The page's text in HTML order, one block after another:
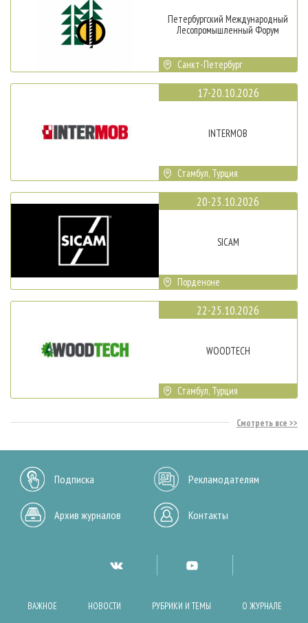
Петербургский Международный
Лесопромышленный Форум
Санкт-Петербург
17-20.10.2026
INTERMOB
Стамбул, Турция
20-23.10.2026
SICAM
Порденоне
22-25.10.2026
WOODTECH
Стамбул, Турция
Смотреть все
Подписка Рекламодателям
Архив журналов Контакты
ВАЖНОЕ НОВОСТИ РУБРИКИ И ТЕМЫ О ЖУРНАЛЕ